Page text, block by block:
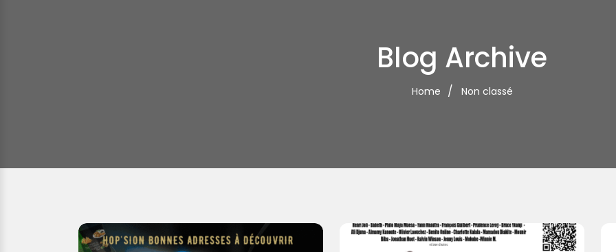
Blog Archive
Home Non classé